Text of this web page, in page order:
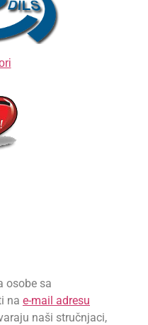
osobe sa
na e-mail adresu
naši stručnjaci,